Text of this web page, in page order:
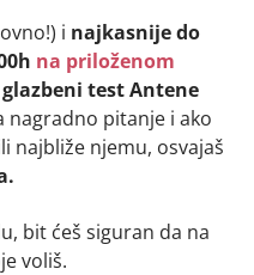
i najkasnije do
na priloženom
test Antene
nagradno pitanje i ako
najbliže njemu, osvajaš
bit ćeš siguran da na
voliš.